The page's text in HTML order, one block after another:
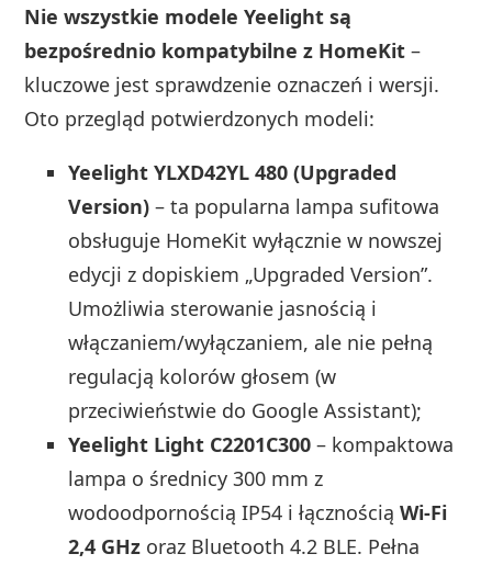
Nie wszystkie modele Yeelight są
bezpośrednio kompatybilne z HomeKit –
kluczowe jest sprawdzenie oznaczeń i wersji.
Oto przegląd potwierdzonych modeli:
Yeelight YLXD42YL 480 (Upgraded
Version) – ta popularna lampa sufitowa
obsługuje HomeKit wyłącznie w nowszej
edycji z dopiskiem „Upgraded Version”.
Umożliwia sterowanie jasnością i
włączaniem/wyłączaniem, ale nie pełną
regulacją kolorów głosem (w
przeciwieństwie do Google Assistant);
Yeelight Light C2201C300 – kompaktowa
lampa o średnicy 300 mm z
wodoodpornością IP54 i łącznościąWi‑Fi
2,4 GHz oraz Bluetooth 4.2 BLE. Pełna